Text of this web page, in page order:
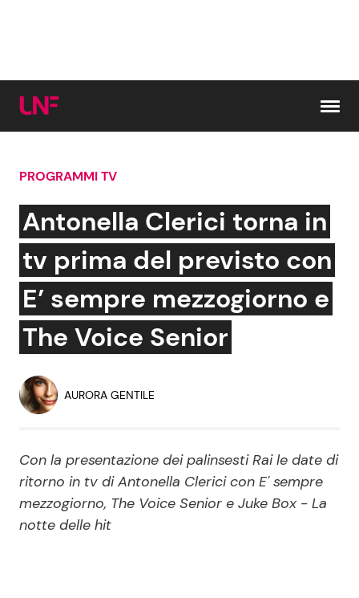
Cerca:
News e Cronaca
Attualità Italiana
Dal Mondo
Economia
Persone Scomparse
Politica
Gossip e TV
Bellezze VIP
Coppie VIP
Reality e Talent
Soap Opera
PROGRAMMI TV
Antonella Clerici torna in
tv prima del previsto con
E’ sempre mezzogiorno e
The Voice Senior
AURORA GENTILE
Con la presentazione dei palinsesti Rai le date di
ritorno in tv di Antonella Clerici con E' sempre
mezzogiorno, The Voice Senior e Juke Box - La
notte delle hit